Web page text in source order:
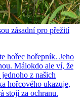
zásadní pro přežití
hořec hořepník. Jeho
Málokdo ale ví, že
z našich
hořcového ukazuje,
stojí za ochranu.